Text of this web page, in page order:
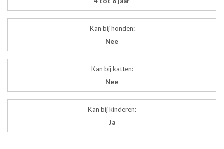
Kan bij honden:
Nee
Kan bij katten:
Nee
Kan bij kinderen:
Ja